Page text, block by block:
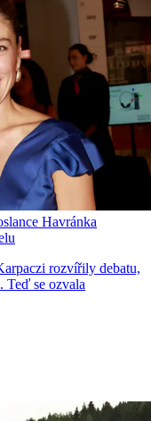
Havránka
rozvířily debatu,
Teď se ozvala